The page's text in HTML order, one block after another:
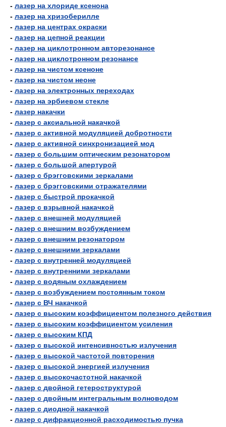
- лазер на хлориде ксенона
- лазер на хризоберилле
- лазер на центрах окраски
- лазер на цепной реакции
- лазер на циклотронном авторезонансе
- лазер на циклотронном резонансе
- лазер на чистом ксеноне
- лазер на чистом неоне
- лазер на электронных переходах
- лазер на эрбиевом стекле
- лазер накачки
- лазер с аксиальной накачкой
- лазер с активной модуляцией добротности
- лазер с активной синхронизацией мод
- лазер с большим оптическим резонатором
- лазер с большой апертурой
- лазер с брэгговскими зеркалами
- лазер с брэгговскими отражателями
- лазер с быстрой прокачкой
- лазер с взрывной накачкой
- лазер с внешней модуляцией
- лазер с внешним возбуждением
- лазер с внешним резонатором
- лазер с внешними зеркалами
- лазер с внутренней модуляцией
- лазер с внутренними зеркалами
- лазер с водяным охлаждением
- лазер с возбуждением постоянным током
- лазер с ВЧ накачкой
- лазер с высоким коэффициентом полезного действия
- лазер с высоким коэффициентом усиления
- лазер с высоким КПД
- лазер с высокой интенсивностью излучения
- лазер с высокой частотой повторения
- лазер с высокой энергией излучения
- лазер с высокочастотной накачкой
- лазер с двойной гетероструктурой
- лазер с двойным интегральным волноводом
- лазер с диодной накачкой
- лазер с дифракционной расходимостью пучка